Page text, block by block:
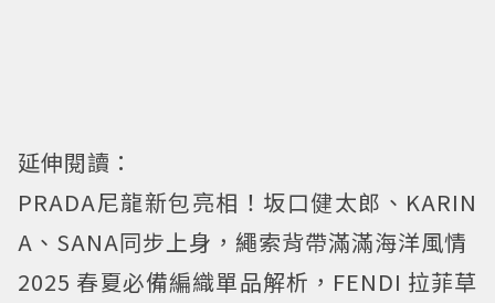
延伸閱讀：
PRADA尼龍新包亮相！坂口健太郎、KARIN
A、SANA同步上身，繩索背帶滿滿海洋風情
2025 春夏必備編織單品解析，FENDI 拉菲草